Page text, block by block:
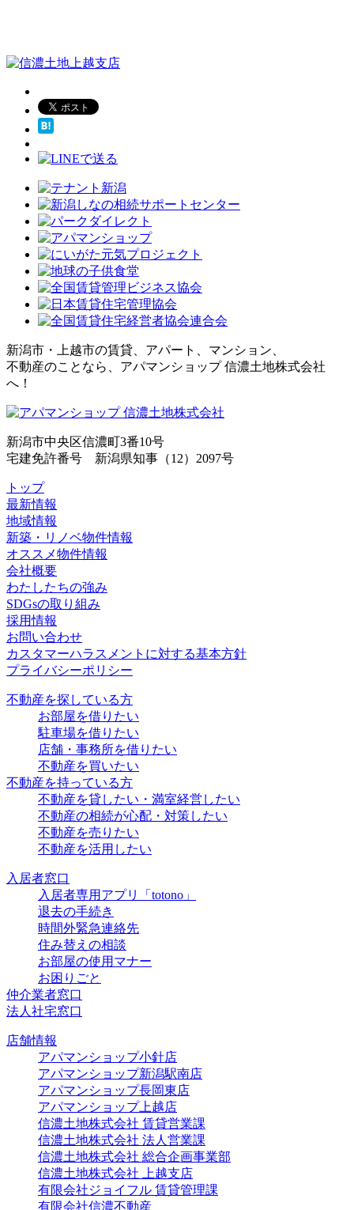
新潟市・上越市の賃貸、アパート、マンション、
不動産のことなら、アパマンショップ 信濃土地株式会社
へ！
新潟市中央区信濃町3番10号
宅建免許番号 新潟県知事（12）2097号
トップ
最新情報
地域情報
新築・リノベ物件情報
オススメ物件情報
会社概要
わたしたちの強み
SDGsの取り組み
採用情報
お問い合わせ
カスタマーハラスメントに対する基本方針
プライバシーポリシー
不動産を探している方
お部屋を借りたい
駐車場を借りたい
店舗・事務所を借りたい
不動産を買いたい
不動産を持っている方
不動産を貸したい・満室経営したい
不動産の相続が心配・対策したい
不動産を売りたい
不動産を活用したい
入居者窓口
入居者専用アプリ「totono」
退去の手続き
時間外緊急連絡先
住み替えの相談
お部屋の使用マナー
お困りごと
仲介業者窓口
法人社宅窓口
店舗情報
アパマンショップ小針店
アパマンショップ新潟駅南店
アパマンショップ長岡東店
アパマンショップ上越店
信濃土地株式会社 賃貸営業課
信濃土地株式会社 法人営業課
信濃土地株式会社 総合企画事業部
信濃土地株式会社 上越支店
有限会社ジョイフル 賃貸管理課
有限会社信濃不動産